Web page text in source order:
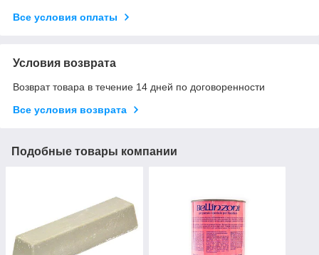
Все условия оплаты
Условия возврата
Возврат товара в течение 14 дней по договоренности
Все условия возврата
Подобные товары компании